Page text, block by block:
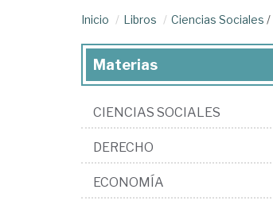
Inicio Libros Ciencias Sociales /
Materias
CIENCIAS SOCIALES
DERECHO
ECONOMÍA